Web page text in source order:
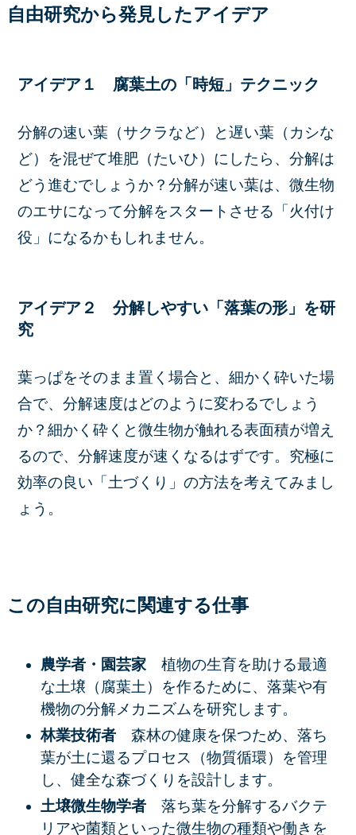
自由研究から発見したアイデア
アイデア１ 腐葉土の「時短」テクニック
分解の速い葉（サクラなど）と遅い葉（カシな
ど）を混ぜて堆肥（たいひ）にしたら、分解は
どう進むでしょうか？分解が速い葉は、微生物
のエサになって分解をスタートさせる「火付け
役」になるかもしれません。
アイデア２ 分解しやすい「落葉の形」を研
究
葉っぱをそのまま置く場合と、細かく砕いた場
合で、分解速度はどのように変わるでしょう
か？細かく砕くと微生物が触れる表面積が増え
るので、分解速度が速くなるはずです。究極に
効率の良い「土づくり」の方法を考えてみまし
ょう。
この自由研究に関連する仕事
農学者・園芸家 植物の生育を助ける最適
な土壌（腐葉土）を作るために、落葉や有
機物の分解メカニズムを研究します。
林業技術者 森林の健康を保つため、落ち
葉が土に還るプロセス（物質循環）を管理
し、健全な森づくりを設計します。
土壌微生物学者 落ち葉を分解するバクテ
リアや菌類といった微生物の種類や働きを